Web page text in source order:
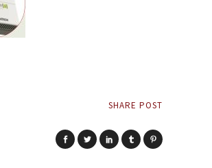
SHARE POST